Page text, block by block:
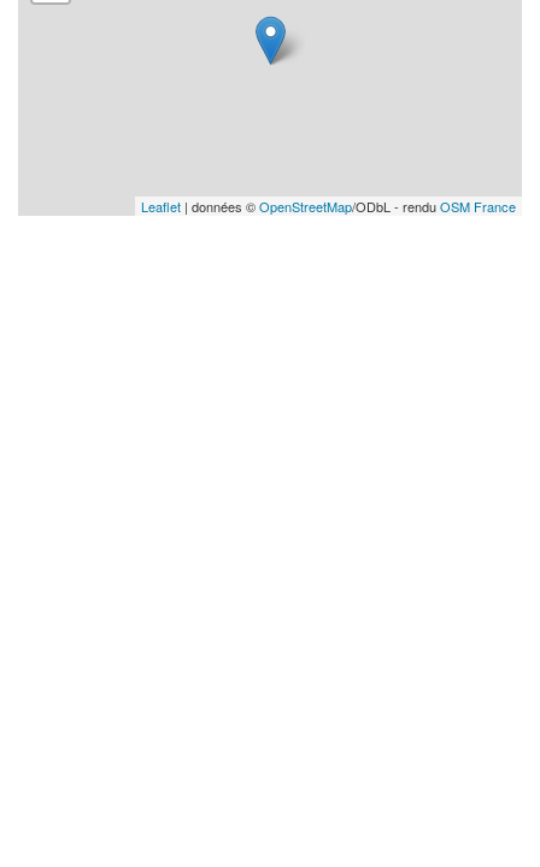
Leaflet | données ©OpenStreetMap/ODbL - renduOSM France